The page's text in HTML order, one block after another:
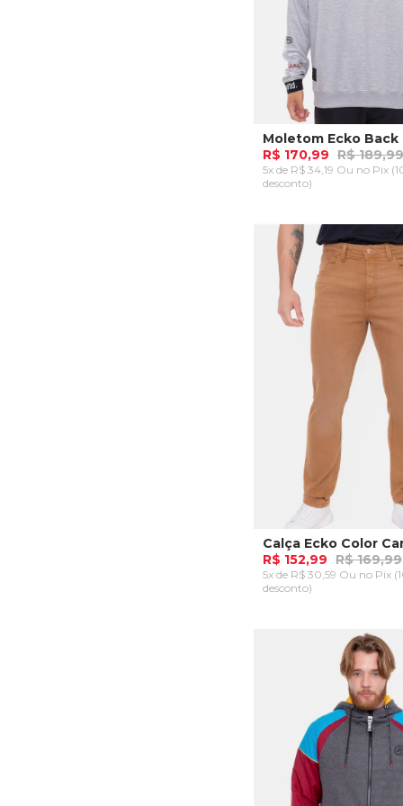
R$ 170,99 R$ 189,99
5x de R$ 34,19 Ou no Pix
desconto)
ADICIONAR AO
Calça Ecko Color
R$ 152,99 R$ 169,99
5x de R$ 30,59 Ou no Pix
desconto)
ADICIONAR AO